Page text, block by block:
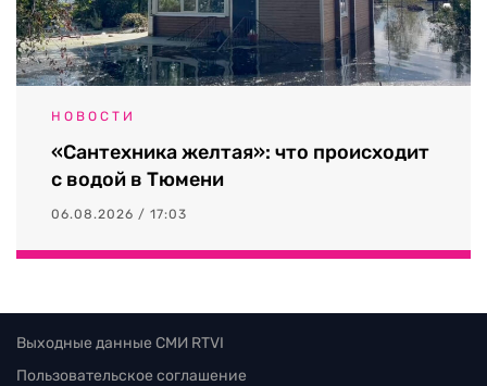
НОВОСТИ
«Сантехника желтая»: что происходит
с водой в Тюмени
06.08.2026 / 17:03
Выходные данные СМИ RTVI
Пользовательское соглашение